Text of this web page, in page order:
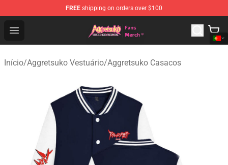
FREE shipping on orders over $100
Open menu
Aggretsuko Store - Official Aggretsuko Merchandise
Início/Aggretsuko Vestuário/Aggretsuko Casacos